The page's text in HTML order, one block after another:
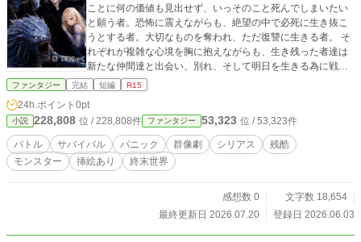
ことに何の価値も見出せず、いっそのこと死んでしまいたい
と願う者。恐怖に震えながらも、絶望の中で必死に生き抜こ
うとする者。大切なものを奪われ、ただ復讐に生きる者。 そ
れぞれが複雑な心境を胸に抱えながらも、生き残った者達は
新たな仲間達と出会い、別れ、そして明日を生きる為に戦い
続ける。 人類存亡を懸けた壮絶なバトルが──今、始まる。
ファンタジー 完結 短編 R15
24h.ポイント 0pt
小説 228,808 位 / 228,808件 ファンタジー 53,323 位 / 53,323件
バトル サバイバル パニック 群像劇 シリアス
残酷
モンスター
挿絵あり 終末世界
感想数 0
文字数 18,654
最終更新日 2026.07.20
登録日 2026.06.03